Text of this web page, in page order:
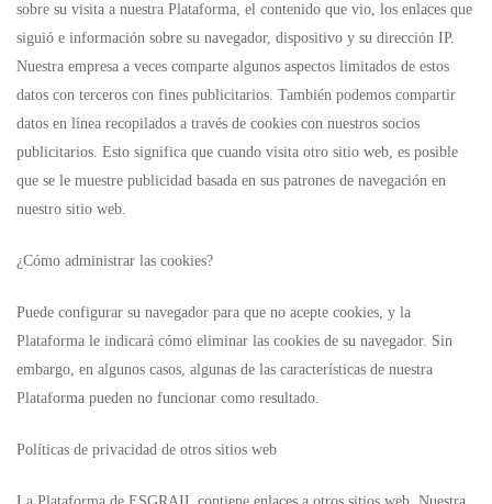
sobre su visita a nuestra Plataforma, el contenido que vio, los enlaces que
siguió e información sobre su navegador, dispositivo y su dirección IP.
Nuestra empresa a veces comparte algunos aspectos limitados de estos
datos con terceros con fines publicitarios. También podemos compartir
datos en línea recopilados a través de cookies con nuestros socios
publicitarios. Esto significa que cuando visita otro sitio web, es posible
que se le muestre publicidad basada en sus patrones de navegación en
nuestro sitio web.
¿Cómo administrar las cookies?
Puede configurar su navegador para que no acepte cookies, y la
Plataforma le indicará cómo eliminar las cookies de su navegador. Sin
embargo, en algunos casos, algunas de las características de nuestra
Plataforma pueden no funcionar como resultado.
Políticas de privacidad de otros sitios web